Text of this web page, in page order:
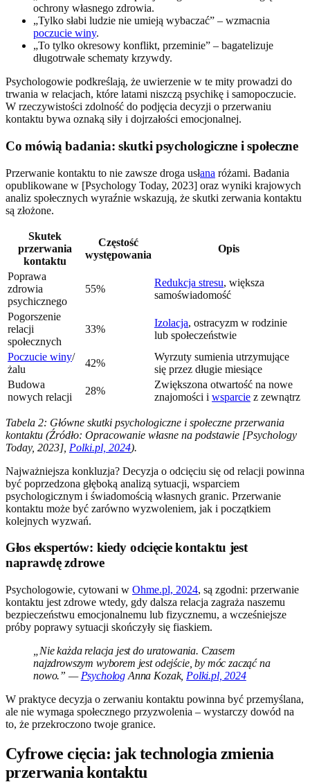
ochrony własnego zdrowia.
„Tylko słabi ludzie nie umieją wybaczać” – wzmacnia
poczucie winy.
„To tylko okresowy konflikt, przeminie” – bagatelizuje
długotrwałe schematy krzywdy.
Psychologowie podkreślają, że uwierzenie w te mity prowadzi do
trwania w relacjach, które latami niszczą psychikę i samopoczucie.
W rzeczywistości zdolność do podjęcia decyzji o przerwaniu
kontaktu bywa oznaką siły i dojrzałości emocjonalnej.
Co mówią badania: skutki psychologiczne i społeczne
Przerwanie kontaktu to nie zawsze droga usłana różami. Badania
opublikowane w [Psychology Today, 2023] oraz wyniki krajowych
analiz społecznych wyraźnie wskazują, że skutki zerwania kontaktu
są złożone.
Skutek
przerwania
kontaktu
Częstość
występowania
Opis
Poprawa
zdrowia
psychicznego
55%
Redukcja stresu, większa
samoświadomość
Pogorszenie
relacji
społecznych
33%
Izolacja, ostracyzm w rodzinie
lub społeczeństwie
Poczucie winy/
żalu
42%
Wyrzuty sumienia utrzymujące
się przez długie miesiące
Budowa
nowych relacji
28%
Zwiększona otwartość na nowe
znajomości i wsparcie z zewnątrz
Tabela 2: Główne skutki psychologiczne i społeczne przerwania
kontaktu (Źródło: Opracowanie własne na podstawie [Psychology
Today, 2023], Polki.pl, 2024).
Najważniejsza konkluzja? Decyzja o odcięciu się od relacji powinna
być poprzedzona głęboką analizą sytuacji, wsparciem
psychologicznym i świadomością własnych granic. Przerwanie
kontaktu może być zarówno wyzwoleniem, jak i początkiem
kolejnych wyzwań.
Głos ekspertów: kiedy odcięcie kontaktu jest
naprawdę zdrowe
Psychologowie, cytowani w Ohme.pl, 2024, są zgodni: przerwanie
kontaktu jest zdrowe wtedy, gdy dalsza relacja zagraża naszemu
bezpieczeństwu emocjonalnemu lub fizycznemu, a wcześniejsze
próby poprawy sytuacji skończyły się fiaskiem.
„Nie każda relacja jest do uratowania. Czasem
najzdrowszym wyborem jest odejście, by móc zacząć na
nowo.” — Psycholog Anna Kozak, Polki.pl, 2024
W praktyce decyzja o zerwaniu kontaktu powinna być przemyślana,
ale nie wymaga społecznego przyzwolenia – wystarczy dowód na
to, że przekroczono twoje granice.
Cyfrowe cięcia: jak technologia zmienia
przerwania kontaktu